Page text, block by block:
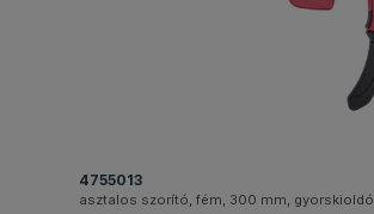
4755013
asztalos szorító, fém, 300 mm, gyorskioldó